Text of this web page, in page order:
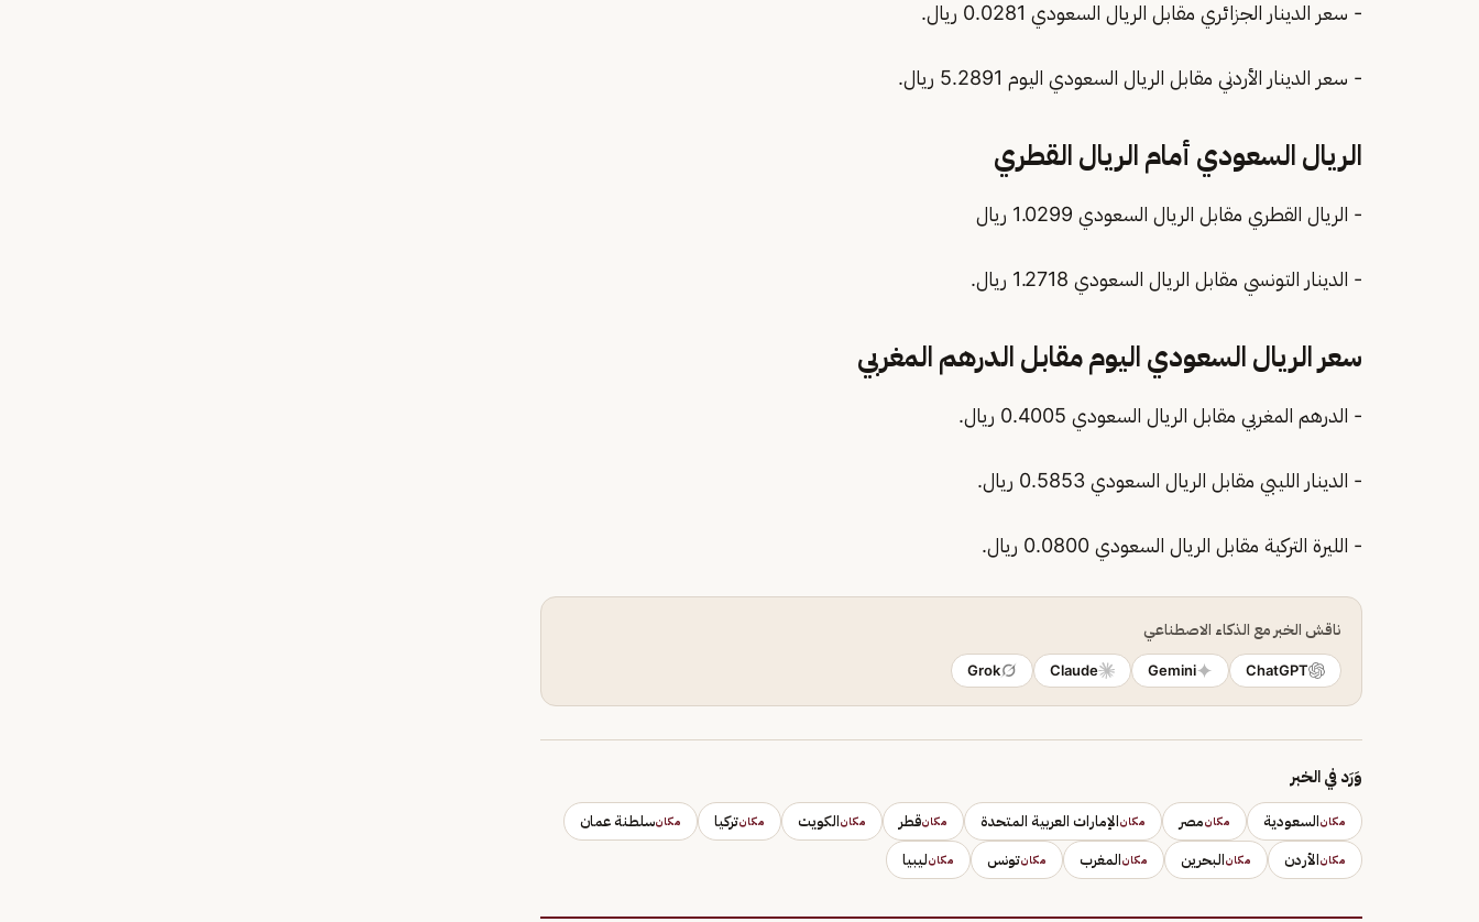
- سعر الدينار الجزائري مقابل الريال السعودي 0.0281 ريال.
- سعر الدينار الأردني مقابل الريال السعودي اليوم 5.2891 ريال.
الريال السعودي أمام الريال القطري
- الريال القطري مقابل الريال السعودي 1.0299 ريال
- الدينار التونسي مقابل الريال السعودي 1.2718 ريال.
سعر الريال السعودي اليوم مقابل الدرهم المغربي
- الدرهم المغربي مقابل الريال السعودي 0.4005 ريال.
- الدينار الليبي مقابل الريال السعودي 0.5853 ريال.
- الليرة التركية مقابل الريال السعودي 0.0800 ريال.
ناقش الخبر مع الذكاء الاصطناعي
ChatGPT
Gemini
Claude
Grok
وَرَد في الخبر
مكانالسعودية مكانمصر مكانالإمارات العربية المتحدة مكانقطر مكانالكويت مكانتركيا مكانسلطنة عمان
مكانالأردن مكانالبحرين مكانالمغرب مكانتونس مكانليبيا